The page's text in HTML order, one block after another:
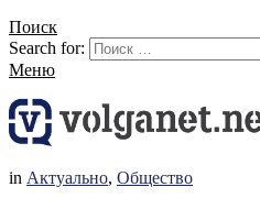
Поиск
Search for:
Меню
in Актуально, Общество